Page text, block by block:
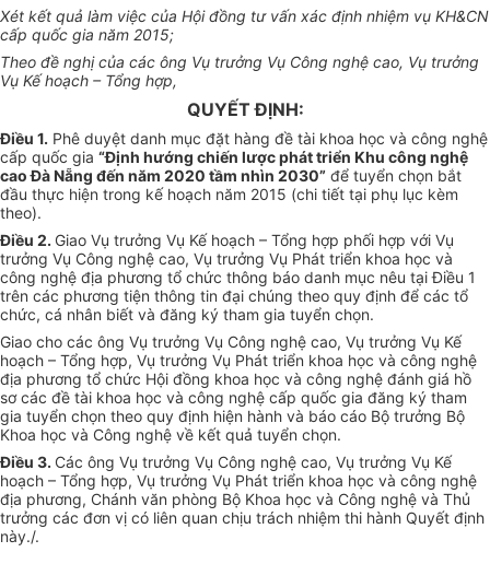
Xét kết quả làm việc của Hội đồng tư vấn xác định nhiệm vụ KH&CN
cấp quốc gia năm 2015;
Theo đề nghị của các ông Vụ trưởng Vụ Công nghệ cao, Vụ trưởng
Vụ Kế hoạch – Tổng hợp,
QUYẾT ĐỊNH:
Điều 1. Phê duyệt danh mục đặt hàng đề tài khoa học và công nghệ
cấp quốc gia “Định hướng chiến lược phát triển Khu công nghệ
cao Đà Nẵng đến năm 2020 tầm nhìn 2030” để tuyển chọn bắt
đầu thực hiện trong kế hoạch năm 2015 (chi tiết tại phụ lục kèm
theo).
Điều 2. Giao Vụ trưởng Vụ Kế hoạch – Tổng hợp phối hợp với Vụ
trưởng Vụ Công nghệ cao, Vụ trưởng Vụ Phát triển khoa học và
công nghệ địa phương tổ chức thông báo danh mục nêu tại Điều 1
trên các phương tiện thông tin đại chúng theo quy định để các tổ
chức, cá nhân biết và đăng ký tham gia tuyển chọn.
Giao cho các ông Vụ trưởng Vụ Công nghệ cao, Vụ trưởng Vụ Kế
hoạch – Tổng hợp, Vụ trưởng Vụ Phát triển khoa học và công nghệ
địa phương tổ chức Hội đồng khoa học và công nghệ đánh giá hồ
sơ các đề tài khoa học và công nghệ cấp quốc gia đăng ký tham
gia tuyển chọn theo quy định hiện hành và báo cáo Bộ trưởng Bộ
Khoa học và Công nghệ về kết quả tuyển chọn.
Điều 3. Các ông Vụ trưởng Vụ Công nghệ cao, Vụ trưởng Vụ Kế
hoạch – Tổng hợp, Vụ trưởng Vụ Phát triển khoa học và công nghệ
địa phương, Chánh văn phòng Bộ Khoa học và Công nghệ và Thủ
trưởng các đơn vị có liên quan chịu trách nhiệm thi hành Quyết định
này./.